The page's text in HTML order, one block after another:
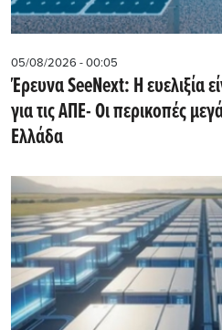
05/08/2026 - 00:05
Έρευνα SeeNext: Η ευελιξία
για τις ΑΠΕ- Οι περικοπές
Ελλάδα